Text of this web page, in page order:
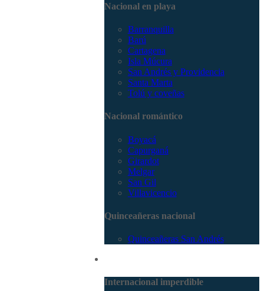
Nacional en playa
Barranquilla
Barú
Cartagena
Isla Múcura
San Andrés y Providencia
Santa Marta
Tolú y coveñas
Nacional romántico
Boyacá
Capurganá
Girardot
Melgar
San Gil
Villavicencio
Quinceañeras nacional
Quinceañeras San Andrés
Internacional imperdible